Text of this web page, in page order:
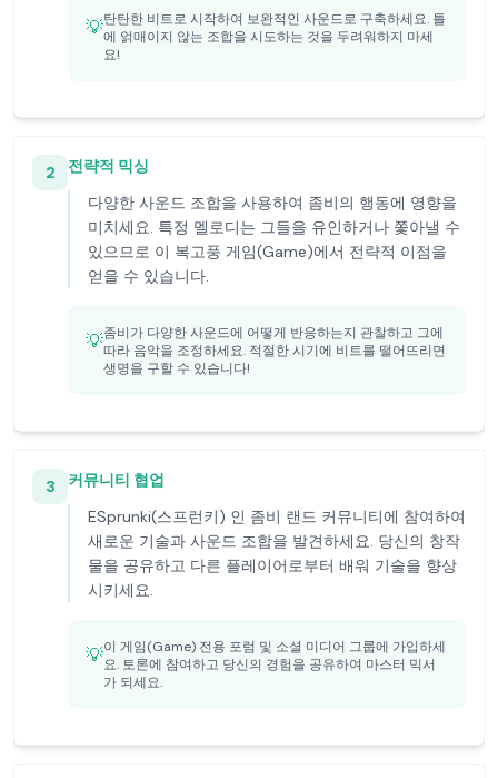
💡탄탄한 비트로 시작하여 보완적인 사운드로 구축하세요. 틀
에 얽매이지 않는 조합을 시도하는 것을 두려워하지 마세
요!
2
전략적 믹싱
다양한 사운드 조합을 사용하여 좀비의 행동에 영향을
미치세요. 특정 멜로디는 그들을 유인하거나 쫓아낼 수
있으므로 이 복고풍 게임(Game)에서 전략적 이점을
얻을 수 있습니다.
💡좀비가 다양한 사운드에 어떻게 반응하는지 관찰하고 그에
따라 음악을 조정하세요. 적절한 시기에 비트를 떨어뜨리면
생명을 구할 수 있습니다!
3
커뮤니티 협업
ESprunki(스프런키) 인 좀비 랜드 커뮤니티에 참여하여
새로운 기술과 사운드 조합을 발견하세요. 당신의 창작
물을 공유하고 다른 플레이어로부터 배워 기술을 향상
시키세요.
💡이 게임(Game) 전용 포럼 및 소셜 미디어 그룹에 가입하세
요. 토론에 참여하고 당신의 경험을 공유하여 마스터 믹서
가 되세요.